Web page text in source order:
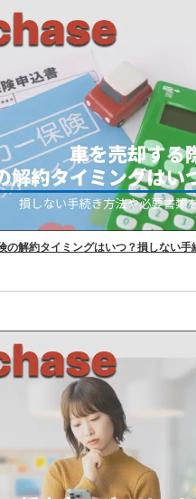
の解約タイミングはいつ？損しない手